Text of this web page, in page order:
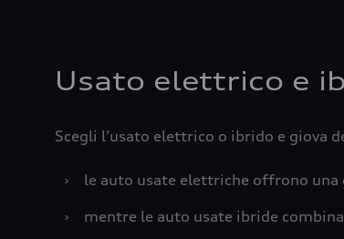
Usato elettrico e
Scegli l’usato elettrico o ibrido e giova
›
le auto usate elettriche offrono
›
mentre le auto usate ibride